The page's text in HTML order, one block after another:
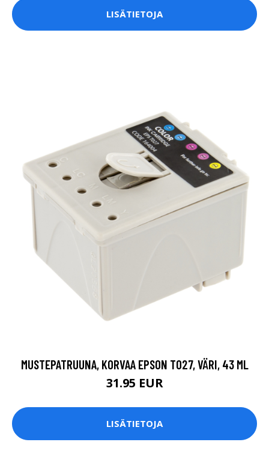
LISÄTIETOJA
MUSTEPATRUUNA, KORVAA EPSON T027, VÄRI, 43 ML
31.95 EUR
LISÄTIETOJA